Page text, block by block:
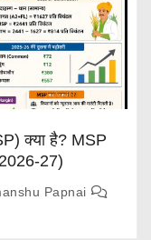
क्या है? MSP
27)
Papnai